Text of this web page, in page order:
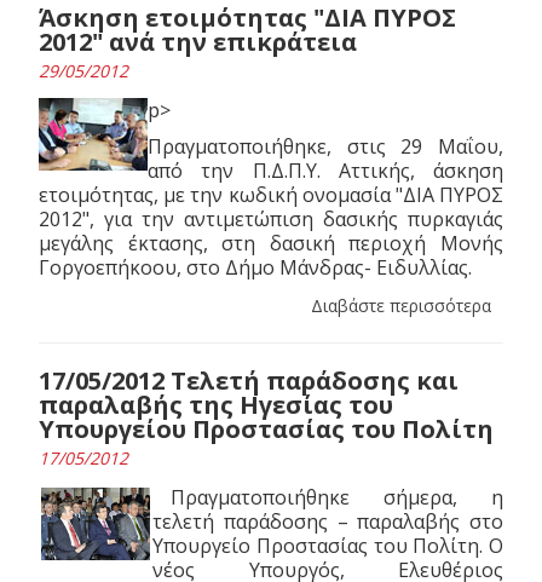
Άσκηση ετοιμότητας "ΔΙΑ ΠΥΡΟΣ
2012" ανά την επικράτεια
29/05/2012
p>
Πραγματοποιήθηκε, στις 29 Μαΐου,
από την Π.Δ.Π.Υ. Αττικής, άσκηση
ετοιμότητας, με την κωδική ονομασία "ΔΙΑ ΠΥΡΟΣ
2012", για την αντιμετώπιση δασικής πυρκαγιάς
μεγάλης έκτασης, στη δασική περιοχή Μονής
Γοργοεπήκοου, στο Δήμο Μάνδρας- Ειδυλλίας.
Διαβάστε περισσότερα
17/05/2012 Τελετή παράδοσης και
παραλαβής της Ηγεσίας του
Υπουργείου Προστασίας του Πολίτη
17/05/2012
Πραγματοποιήθηκε σήμερα, η
τελετή παράδοσης – παραλαβής στο
Υπουργείο Προστασίας του Πολίτη. Ο
νέος Υπουργός, Ελευθέριος